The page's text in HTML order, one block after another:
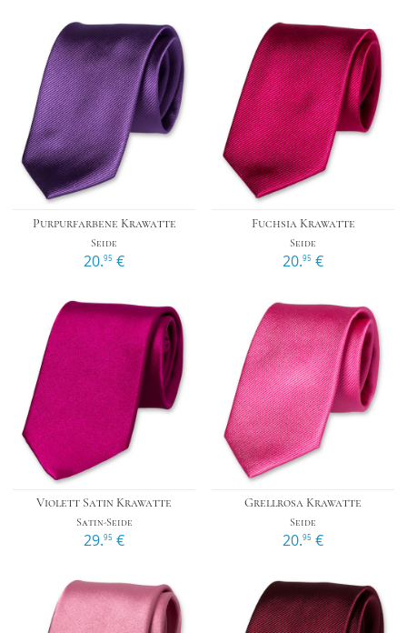
Purpurfarbene Krawatte
Seide
20.95 €
Fuchsia Krawatte
Seide
20.95 €
Violett Satin Krawatte
Satin-Seide
29.95 €
Grellrosa Krawatte
Seide
20.95 €